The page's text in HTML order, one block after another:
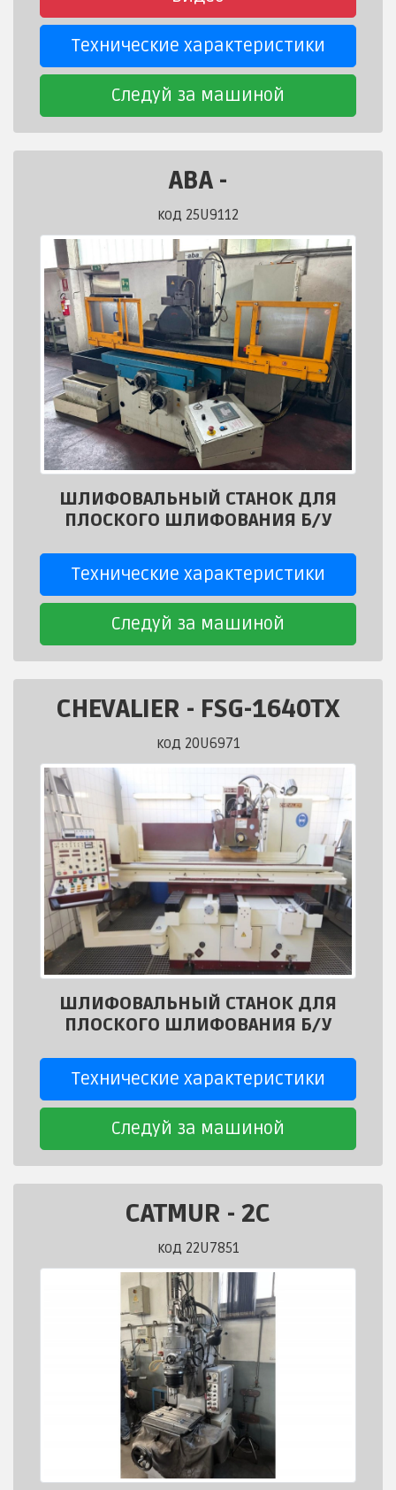
Технические характеристики
Следуй за машиной
ABA -
код 25U9112
ШЛИФОВАЛЬНЫЙ СТАНОК ДЛЯ
ПЛОСКОГО ШЛИФОВАНИЯ Б/У
Технические характеристики
Следуй за машиной
CHEVALIER - FSG-1640TX
код 20U6971
ШЛИФОВАЛЬНЫЙ СТАНОК ДЛЯ
ПЛОСКОГО ШЛИФОВАНИЯ Б/У
Технические характеристики
Следуй за машиной
CATMUR - 2C
код 22U7851